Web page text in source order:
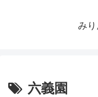
み
六義園